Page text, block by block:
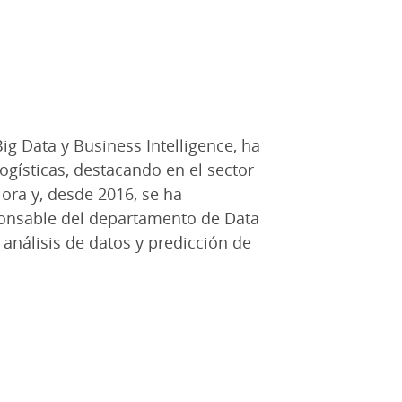
Data y Business Intelligence, ha
destacando en el sector
y, desde 2016, se ha
del departamento de Data
de datos y predicción de